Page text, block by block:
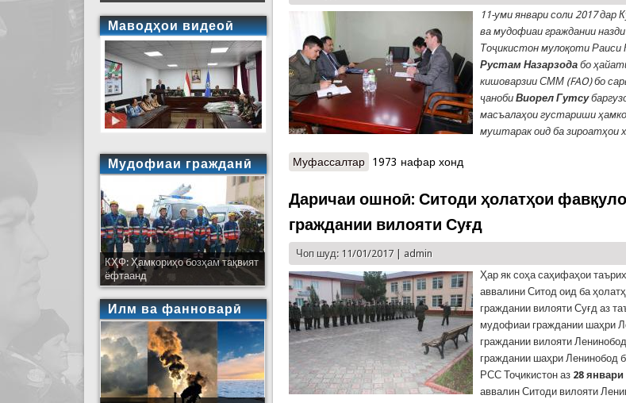
11-уми январи соли 2017
ва мудофиаи граждании
Тоҷикистон мулоқоти
Рустам Назарзода бо
кишоварзии СММ (FAO)бо
ҷанобиВиорел Гутсу
масъалаҳои густариши
муштарак оид ба зироатҳои
Муфассалтар о Густариши ҳамкориҳои дуҷонибаи FAO ва
1973 нафар хонд
Даричаи ошноӣ: Ситоди ҳолатҳои
граждании вилояти Суғд
Чоп шуд: 11/01/2017 | admin
Ҳар як соҳа саҳифаҳои
аввалини Ситод оид ба
граждании вилояти Суғд аз
мудофиаи граждании шаҳри
граждании вилояти
граждании шаҳри Ленинобод
РСС Тоҷикистон аз 28 январи
аввалин Ситоди вилояти
Маводҳои видеоӣ
Мудофиаи гражданӣ
КҲФ: Ҳамкориҳо бозҳам тақвият
ёфтаанд
Илм ва фанноварӣ